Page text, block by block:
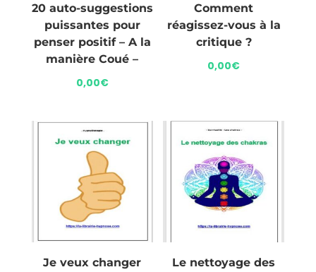
20 auto-suggestions
puissantes pour
penser positif – A la
manière Coué –
0,00€
Comment
réagissez-vous à la
critique ?
0,00€
Je veux changer
Le nettoyage des